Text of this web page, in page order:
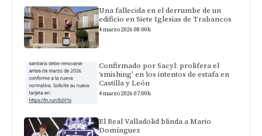
Una fallecida en el derrumbe de un
edificio en Siete Iglesias de Trabancos
4 marzo 2026 08:00h
Confirmado por Sacyl: prolifera el
‘smishing’ en los intentos de estafa en
Castilla y León
4 marzo 2026 07:00h
El Real Valladolid blinda a Mario
Domínguez